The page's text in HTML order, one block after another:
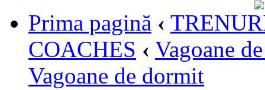
Prima pagină ‹
COACHES ‹ Vagoane
Vagoane de dormit